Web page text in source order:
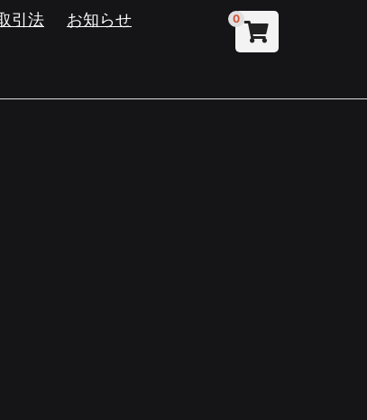
0
引法
お知らせ